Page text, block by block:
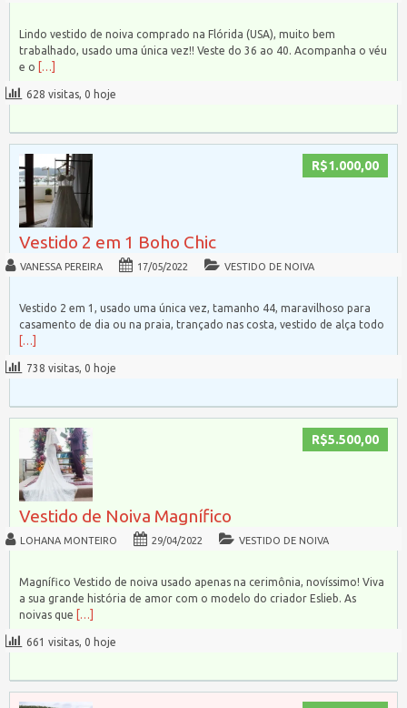
Lindo vestido de noiva comprado na Flórida (USA), muito bem
trabalhado, usado uma única vez!! Veste do 36 ao 40. Acompanha o véu
e o
[…]
628 visitas, 0 hoje
R$1.000,00
Vestido 2 em 1 Boho Chic
VANESSA PEREIRA 17/05/2022 VESTIDO DE NOIVA
Vestido 2 em 1, usado uma única vez, tamanho 44, maravilhoso para
casamento de dia ou na praia, trançado nas costa, vestido de alça todo
[…]
738 visitas, 0 hoje
R$5.500,00
Vestido de Noiva Magnífico
LOHANA MONTEIRO 29/04/2022 VESTIDO DE NOIVA
Magnífico Vestido de noiva usado apenas na cerimônia, novíssimo! Viva
a sua grande história de amor com o modelo do criador Eslieb. As
noivas que
[…]
661 visitas, 0 hoje